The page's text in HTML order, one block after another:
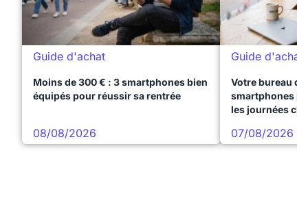
Guide d'achat
Moins de 300 € : 3 smartphones bien
équipés pour réussir sa rentrée
08/08/2026
Guide d'achat
Votre bureau
smartphones
les journées
07/08/2026